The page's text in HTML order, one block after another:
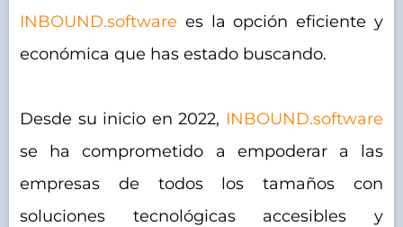
INBOUND.software es la opción eficiente y
económica que has estado buscando.
Desde su inicio en 2022, INBOUND.software
se ha comprometido a empoderar a las
empresas de todos los tamaños con
soluciones tecnológicas accesibles y